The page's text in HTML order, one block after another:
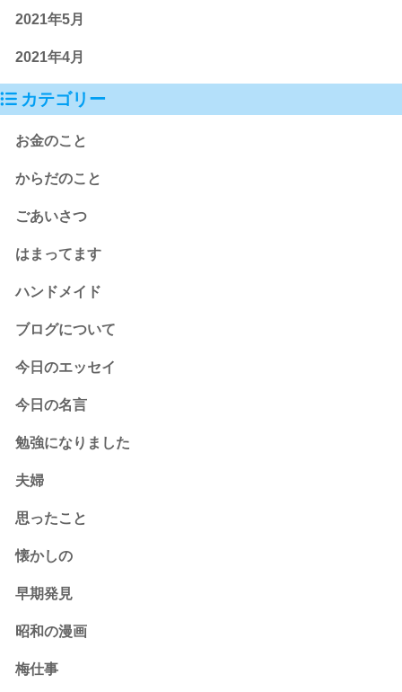
2021年5月
2021年4月
カテゴリー
お金のこと
からだのこと
ごあいさつ
はまってます
ハンドメイド
ブログについて
今日のエッセイ
今日の名言
勉強になりました
夫婦
思ったこと
懐かしの
早期発見
昭和の漫画
梅仕事